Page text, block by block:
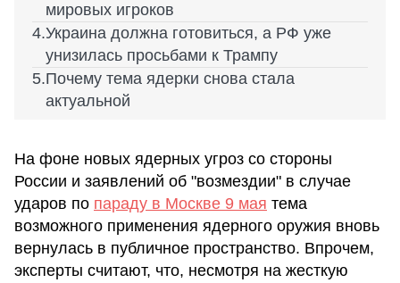
мировых игроков
Украина должна готовиться, а РФ уже
унизилась просьбами к Трампу
Почему тема ядерки снова стала
актуальной
На фоне новых ядерных угроз со стороны
России и заявлений об "возмездии" в случае
ударов по параду в Москве 9 мая тема
возможного применения ядерного оружия вновь
вернулась в публичное пространство. Впрочем,
эксперты считают, что, несмотря на жесткую